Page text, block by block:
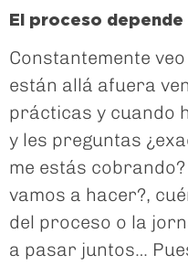
El proceso
Constantemente
están allá afuera
prácticas y cuando
y les preguntas
me estás
vamos a hacer?,
del proceso o la
a pasar juntos…